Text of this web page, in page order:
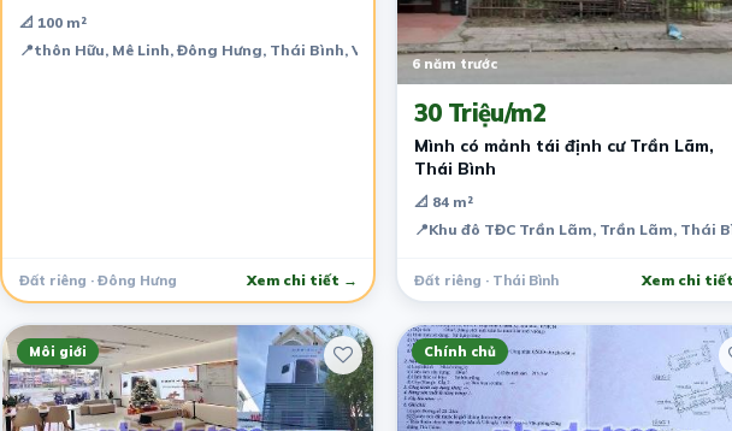
📐 100 m²
📍thôn Hữu, Mê Linh, Đông Hưng, Thái Bình, Việt Nam
Đất riêng · Đông Hưng Xem chi tiết →
6 năm trước
30 Triệu/m2
Mình có mảnh tái định cư Trần Lãm,
Thái Bình
📐 84 m²
📍Khu đô TĐC Trần Lãm, Trần Lãm, Thái
Đất riêng · Thái Bình Xem chi
Môi giới Chính chủ